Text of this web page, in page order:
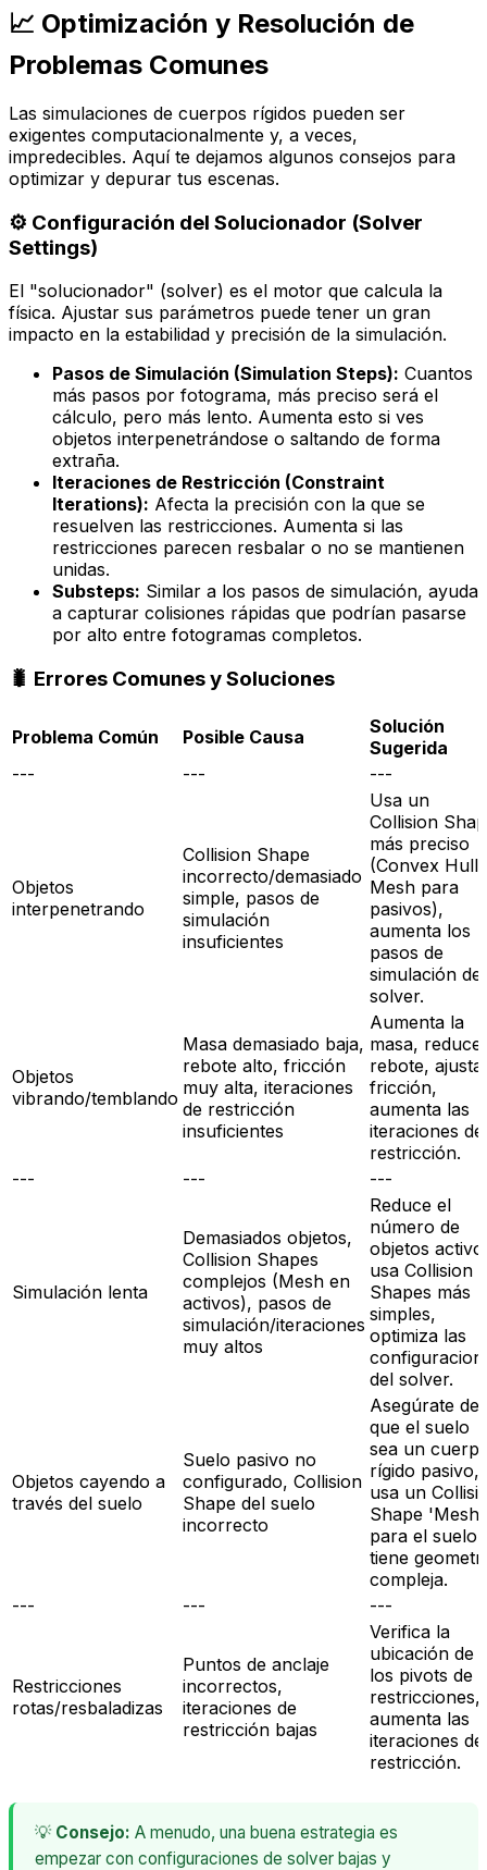
📈 Optimización y Resolución de
Problemas Comunes
Las simulaciones de cuerpos rígidos pueden ser
exigentes computacionalmente y, a veces,
impredecibles. Aquí te dejamos algunos consejos para
optimizar y depurar tus escenas.
⚙️ Configuración del Solucionador (Solver
Settings)
El "solucionador" (solver) es el motor que calcula la
física. Ajustar sus parámetros puede tener un gran
impacto en la estabilidad y precisión de la simulación.
Pasos de Simulación (Simulation Steps): Cuantos
más pasos por fotograma, más preciso será el
cálculo, pero más lento. Aumenta esto si ves
objetos interpenetrándose o saltando de forma
extraña.
Iteraciones de Restricción (Constraint
Iterations): Afecta la precisión con la que se
resuelven las restricciones. Aumenta si las
restricciones parecen resbalar o no se mantienen
unidas.
Substeps: Similar a los pasos de simulación, ayuda
a capturar colisiones rápidas que podrían pasarse
por alto entre fotogramas completos.
🐛 Errores Comunes y Soluciones
Problema Común Posible Causa
Solución
Sugerida
---
--- ---
Objetos
interpenetrando
Collision Shape
incorrecto/demasiado
simple, pasos de
simulación
insuficientes
Usa un
Collision
más preciso
(Convex Hull,
Mesh para
pasivos),
aumenta los
pasos de
simulación del
solver.
Objetos
vibrando/temblando
Masa demasiado baja,
rebote alto, fricción
muy alta, iteraciones
de restricción
insuficientes
Aumenta la
masa, reduce
rebote, ajusta
fricción,
aumenta las
iteraciones de
restricción.
---
--- ---
Simulación lenta
Demasiados objetos,
Collision Shapes
complejos (Mesh en
activos), pasos de
simulación/iteraciones
muy altos
Reduce el
número de
objetos
usa Collision
Shapes más
simples,
optimiza las
del solver.
Objetos cayendo a
través del suelo
Suelo pasivo no
configurado, Collision
Shape del suelo
incorrecto
Asegúrate de
que el suelo
sea un
rígido pasivo,
usa un
Shape 'Mesh'
para el suelo
tiene
compleja.
---
--- ---
Restricciones
rotas/resbaladizas
Puntos de anclaje
incorrectos,
iteraciones de
restricción bajas
Verifica la
ubicación de
los pivots de
restricciones,
aumenta las
iteraciones de
restricción.
💡 Consejo: A menudo, una buena estrategia es
empezar con configuraciones de solver bajas y